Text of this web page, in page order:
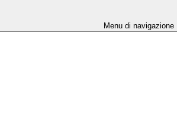
Menu di navigazione